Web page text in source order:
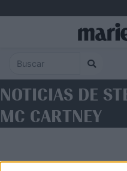
NOTICIAS DE
MC CARTNEY